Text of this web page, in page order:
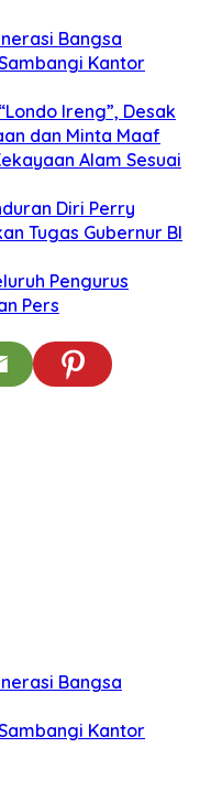
Bangsa
Kantor
Ireng”, Desak
dan Minta Maaf
Alam Sesuai
Diri Perry
Tugas Gubernur BI
Pengurus
Pers
Bangsa
Kantor